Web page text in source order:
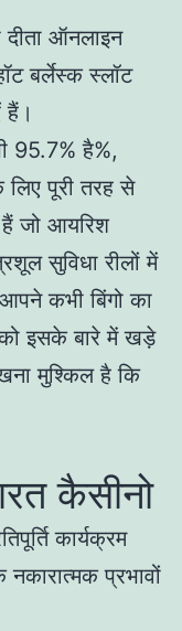
दीता ऑनलाइन
बर्लेस्क स्लॉट
हैं।
95.7% है%,
लिए पूरी तरह से
जो आयरिश
सुविधा रीलों में
कभी बिंगो का
इसके बारे में खड़े
मुश्किल है कि
कैसीनो
कार्यक्रम
प्रभावों